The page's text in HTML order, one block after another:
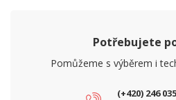
130
PARAMETRY BEZDRÁT
Potřebujete
Pomůžeme s výběrem i
(+420) 246